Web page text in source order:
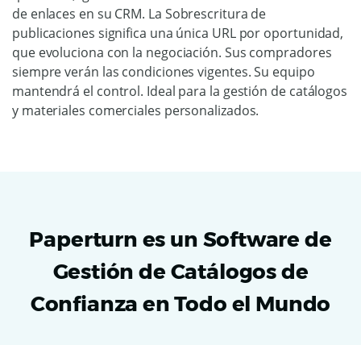
de enlaces en su CRM. La Sobrescritura de
publicaciones significa una única URL por oportunidad,
que evoluciona con la negociación. Sus compradores
siempre verán las condiciones vigentes. Su equipo
mantendrá el control. Ideal para la gestión de catálogos
y materiales comerciales personalizados.
Paperturn es un Software de
Gestión de Catálogos de
Confianza en Todo el Mundo